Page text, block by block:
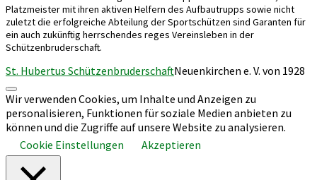
Platzmeister mit ihren aktiven Helfern des Aufbautrupps sowie nicht
zuletzt die erfolgreiche Abteilung der Sportschützen sind Garanten für
ein auch zukünftig herrschendes reges Vereinsleben in der
Schützenbruderschaft.
St. Hubertus SchützenbruderschaftNeuenkirchen e. V. von 1928
Nach
oben
scrollen
Wir verwenden Cookies, um Inhalte und Anzeigen zu
personalisieren, Funktionen für soziale Medien anbieten zu
können und die Zugriffe auf unsere Website zu analysieren.
Cookie Einstellungen
Akzeptieren